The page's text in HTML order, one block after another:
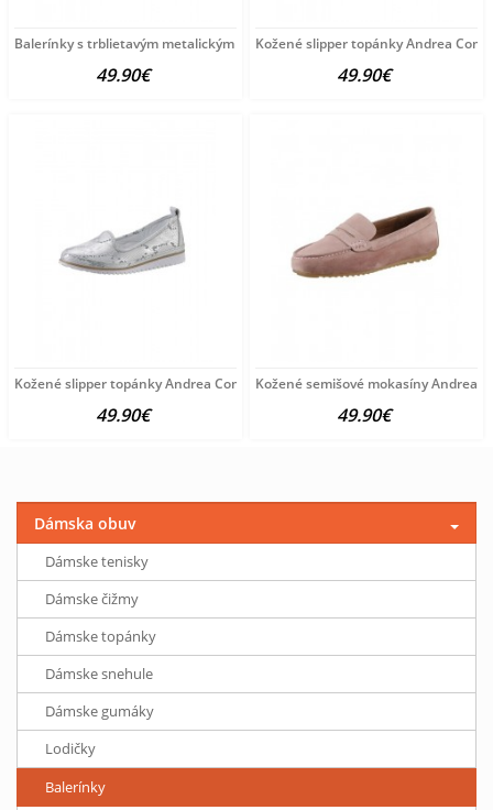
Balerínky s trblietavým metalickým vzhľadom HEINE, farebné
49.90€
Kožené slipper topánky Andrea
49.90€
Kožené slipper topánky Andrea Conti, bielo-strieborné
49.90€
Kožené semišové mokasíny Andrea
49.90€
Dámska obuv
Dámske tenisky
Dámske čižmy
Dámske topánky
Dámske snehule
Dámske gumáky
Lodičky
Balerínky